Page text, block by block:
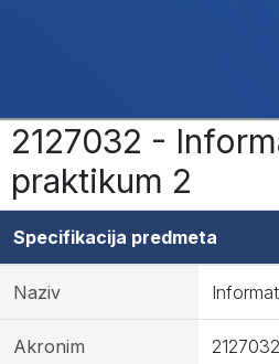
2127032 -
praktikum 2
Specifikacija predmeta
Naziv
Akronim 2127032